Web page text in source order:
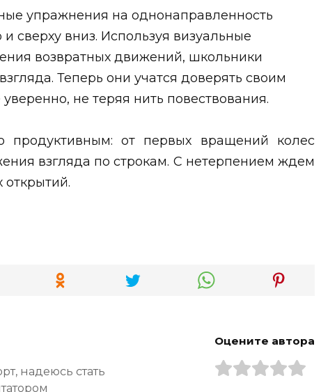
упражнения на однонаправленность
сверху вниз. Используя визуальные
возвратных движений, школьники
Теперь они учатся доверять своим
не теряя нить повествования.
продуктивным: от первых вращений колес
взгляда по строкам. С нетерпением ждем
открытий.
надеюсь стать
Оцените автора